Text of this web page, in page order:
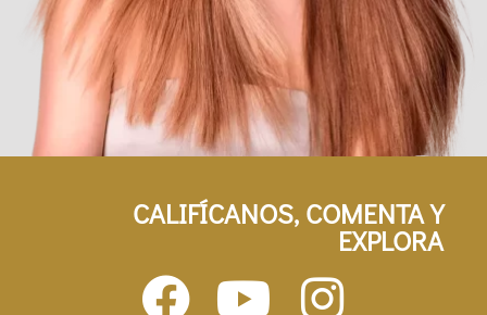
CALIFÍCANOS, COMENTA Y
EXPLORA